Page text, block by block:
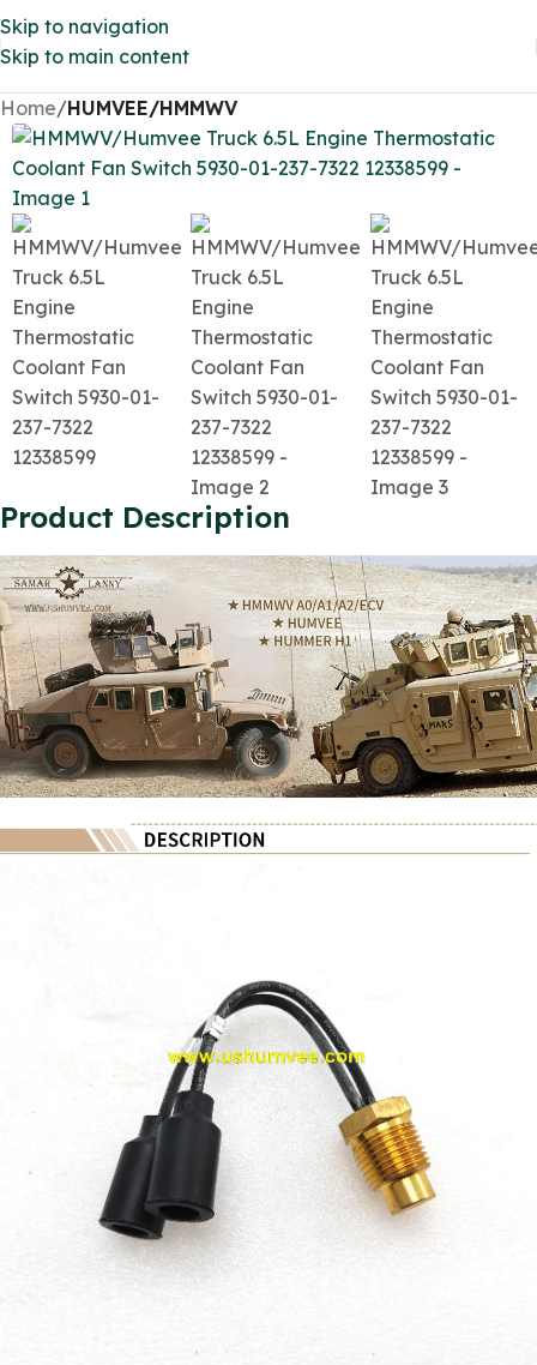
Skip to navigation
Skip to main content
Home HUMVEE/HMMWV
Product Description